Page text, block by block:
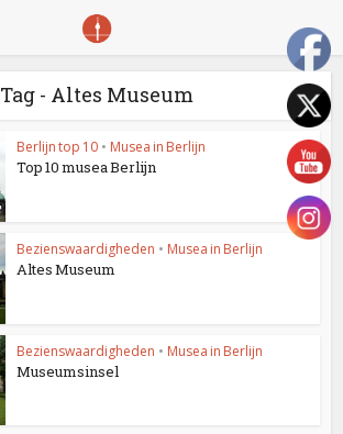
Tag - Altes Museum
Berlijn top 10 • Musea in Berlijn
Top 10 musea Berlijn
Bezienswaardigheden • Musea in Berlijn
Altes Museum
Bezienswaardigheden • Musea in Berlijn
Museumsinsel